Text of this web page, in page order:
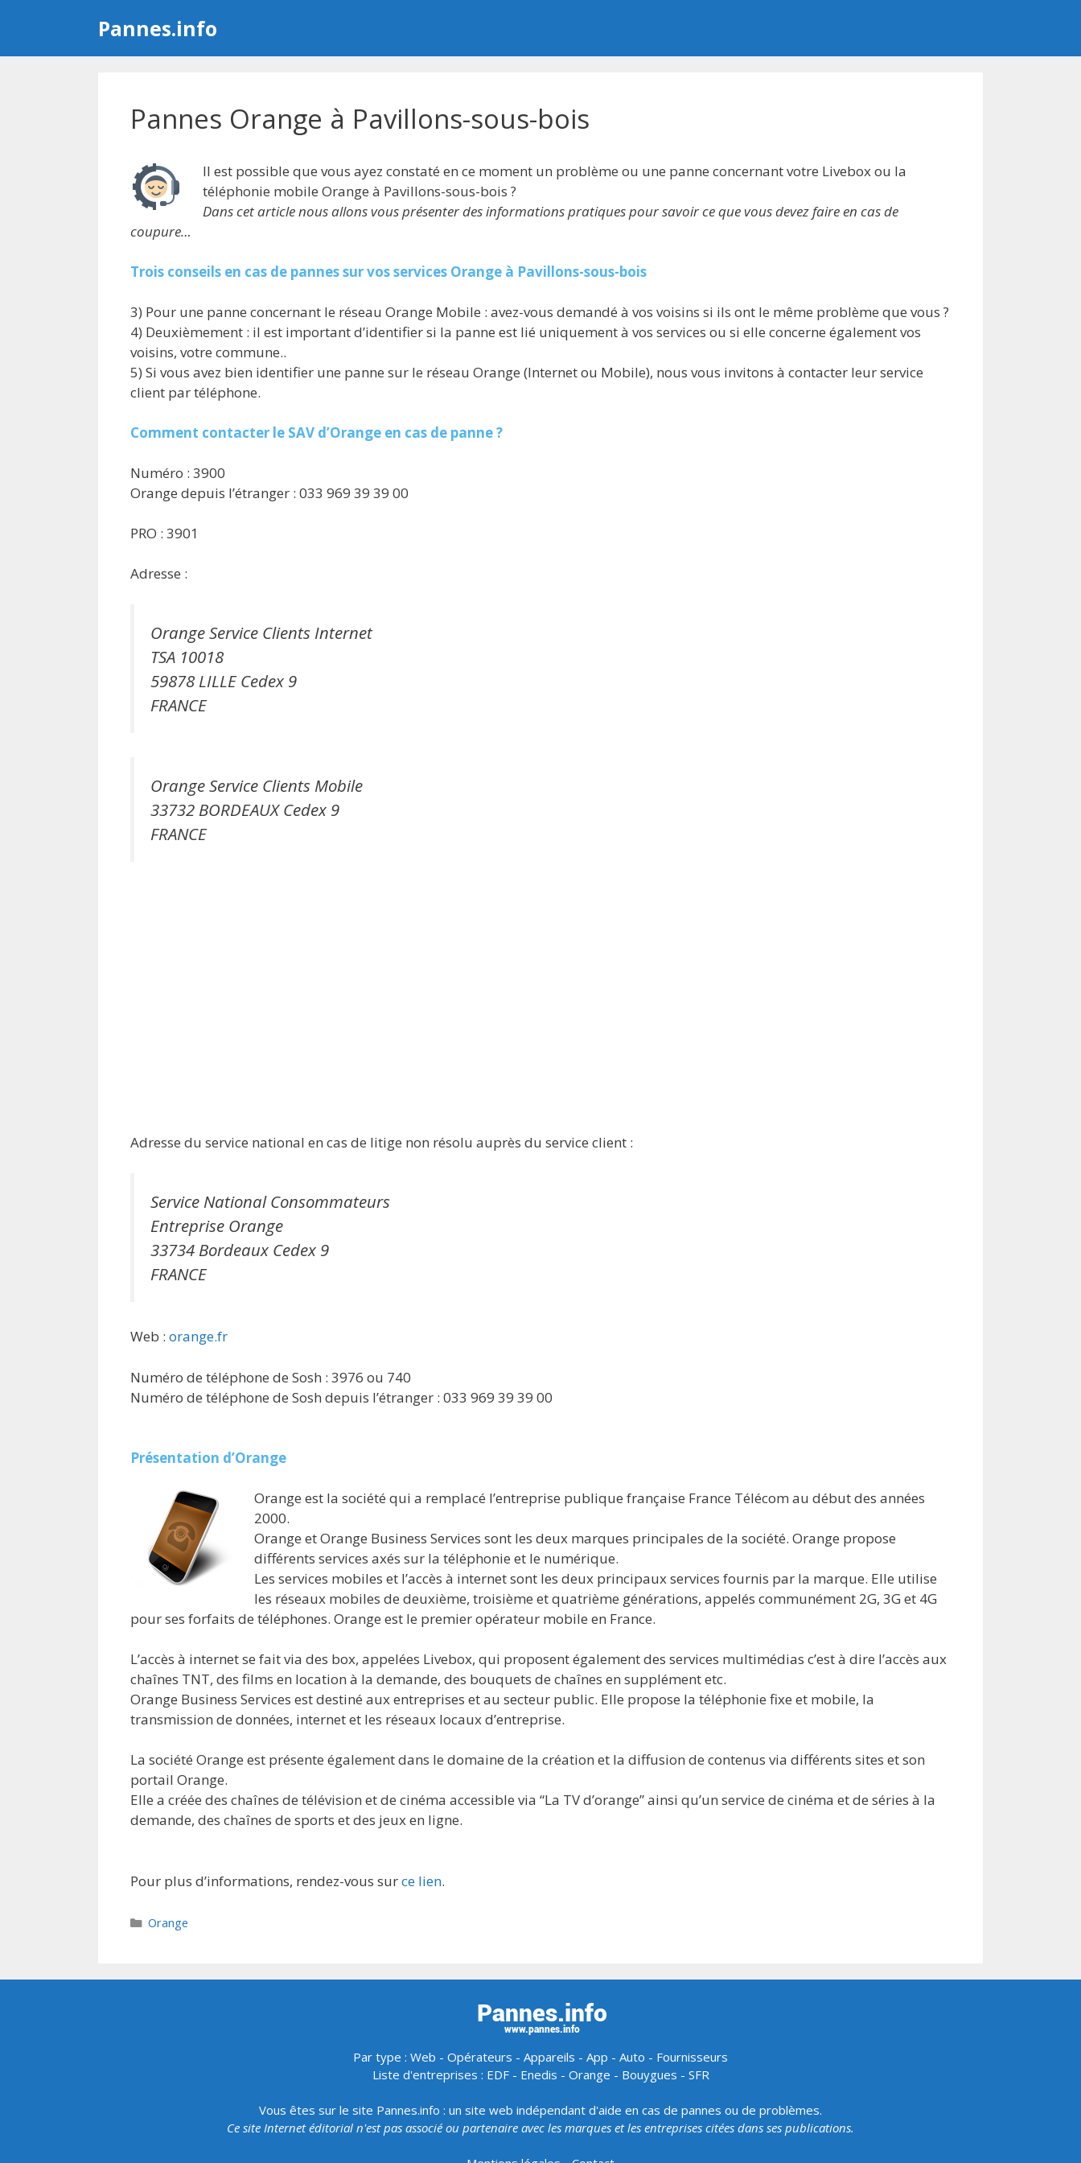
Pannes.info
Pannes Orange à Pavillons-sous-bois
Il est possible que vous ayez constaté en ce moment un problème ou une panne concernant votre Livebox ou la
téléphonie mobile Orange à Pavillons-sous-bois ?
Dans cet article nous allons vous présenter des informations pratiques pour savoir ce que vous devez faire en cas de
coupure…
Trois conseils en cas de pannes sur vos services Orange à Pavillons-sous-bois
3) Pour une panne concernant le réseau Orange Mobile : avez-vous demandé à vos voisins si ils ont le même problème que vous ?
4) Deuxièmement : il est important d’identifier si la panne est lié uniquement à vos services ou si elle concerne également vos
voisins, votre commune..
5) Si vous avez bien identifier une panne sur le réseau Orange (Internet ou Mobile), nous vous invitons à contacter leur service
client par téléphone.
Comment contacter le SAV d’Orange en cas de panne ?
Numéro : 3900
Orange depuis l’étranger : 033 969 39 39 00
PRO : 3901
Adresse :
Orange Service Clients Internet
TSA 10018
59878 LILLE Cedex 9
FRANCE
Orange Service Clients Mobile
33732 BORDEAUX Cedex 9
FRANCE
Adresse du service national en cas de litige non résolu auprès du service client :
Service National Consommateurs
Entreprise Orange
33734 Bordeaux Cedex 9
FRANCE
Web : orange.fr
Numéro de téléphone de Sosh : 3976 ou 740
Numéro de téléphone de Sosh depuis l’étranger : 033 969 39 39 00
Présentation d’Orange
Orange est la société qui a remplacé l’entreprise publique française France Télécom au début des années
2000.
Orange et Orange Business Services sont les deux marques principales de la société. Orange propose
différents services axés sur la téléphonie et le numérique.
Les services mobiles et l’accès à internet sont les deux principaux services fournis par la marque. Elle utilise
les réseaux mobiles de deuxième, troisième et quatrième générations, appelés communément 2G, 3G et 4G
pour ses forfaits de téléphones. Orange est le premier opérateur mobile en France.
L’accès à internet se fait via des box, appelées Livebox, qui proposent également des services multimédias c’est à dire l’accès aux
chaînes TNT, des films en location à la demande, des bouquets de chaînes en supplément etc.
Orange Business Services est destiné aux entreprises et au secteur public. Elle propose la téléphonie fixe et mobile, la
transmission de données, internet et les réseaux locaux d’entreprise.
La société Orange est présente également dans le domaine de la création et la diffusion de contenus via différents sites et son
portail Orange.
Elle a créée des chaînes de télévision et de cinéma accessible via “La TV d’orange” ainsi qu’un service de cinéma et de séries à la
demande, des chaînes de sports et des jeux en ligne.
Pour plus d’informations, rendez-vous surce lien.
Catégories
Orange
Par type : Web - Opérateurs - Appareils - App - Auto - Fournisseurs
Liste d'entreprises : EDF- Enedis - Orange - Bouygues - SFR
Vous êtes sur le site Pannes.info : un site web indépendant d'aide en cas de pannes ou de problèmes.
Ce site Internet éditorial n'est pas associé ou partenaire avec les marques et les entreprises citées dans ses publications.